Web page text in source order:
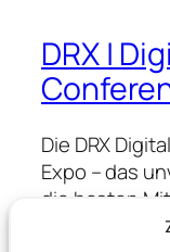
DRX |
Die DRX
Expo – das
die besten
gewinnen &